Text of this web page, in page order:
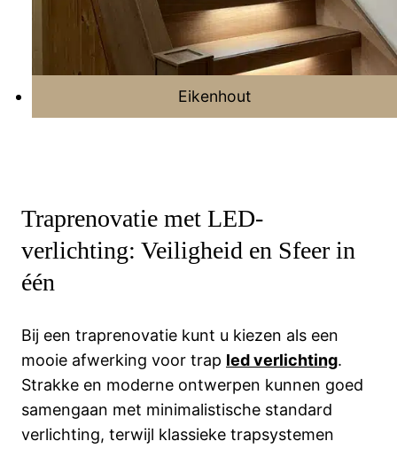
Eikenhout
Traprenovatie met LED-
verlichting: Veiligheid en Sfeer in
één
Bij een traprenovatie kunt u kiezen als een
mooie afwerking voor trap led verlichting.
Strakke en moderne ontwerpen kunnen goed
samengaan met minimalistische standard
verlichting, terwijl klassieke trapsystemen